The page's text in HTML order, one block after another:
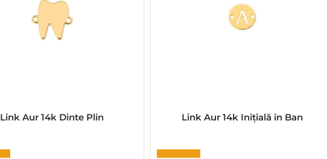
Link Aur 14k Dinte Plin Link Aur 14k Inițială in Ban